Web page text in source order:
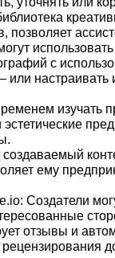
позволяет
с
настраивать
изучать
ему
Создатели
отзывы и